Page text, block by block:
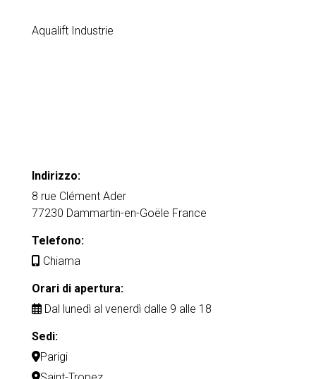
Aqualift Industrie
Indirizzo:
8 rue Clément Ader
77230 Dammartin-en-Goële France
Telefono:
Chiama
Orari di apertura:
Dal lunedì al venerdì dalle 9 alle 18
Sedi:
Parigi